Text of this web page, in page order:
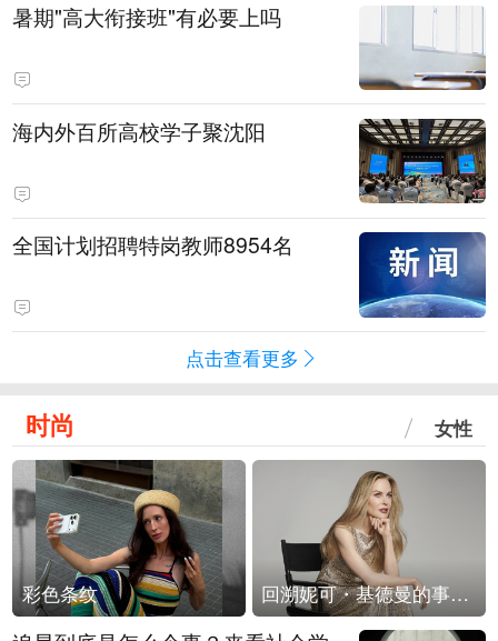
暑期"高大衔接班"有必要上吗
海内外百所高校学子聚沈阳
全国计划招聘特岗教师8954名
点击查看更多
时尚 女性
彩色条纹 回溯妮可・基德曼的事业轨迹